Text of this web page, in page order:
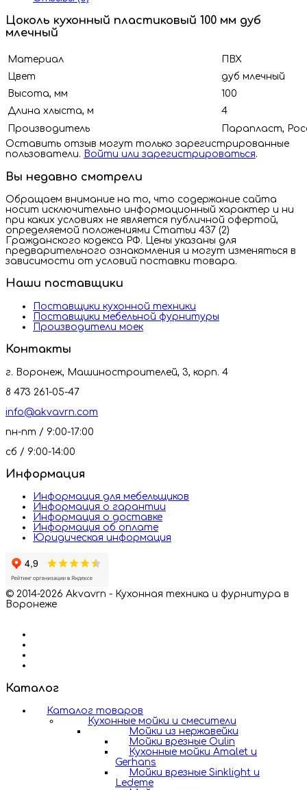
Цоколь кухонный пластиковый 100 мм дуб
млечный
Материал
ПВХ
Цвет
дуб млечный
Высота, мм
100
Длина хлыста, м
4
Производитель
Парапласт,
Оставить отзыв могут только зарегистрированные
пользователи. Войти или зарегистрироваться.
Вы недавно смотрели
Обращаем внимание на то, что содержание сайта
носит исключительно информационный характер и ни
при каких условиях не является публичной офертой,
определяемой положениями Статьи 437 (2)
Гражданского кодекса РФ. Цены указаны для
предварительного ознакомления и могут изменяться в
зависимости от условий поставки товара.
Наши поставщики
Поставщики кухонной техники
Поставщики мебельной фурнитуры
Производители моек
Контакты
г. Воронеж, Машиностроителей, 3, корп. 4
8 473 261-05-47
info@akvavrn.com
пн-пт / 9:00-17:00
сб / 9:00-14:00
Информация
Информация для мебельщиков
Информация о гарантии
Информация о доставке
Информация об оплате
Юридическая информация
© 2014-2026 Akvavrn - Кухонная техника и фурнитура в
Воронеже
Каталог
Каталог товаров
Кухонные мойки и смесители
Мойки из нержавейки
Мойки врезные Oulin
Кухонные мойки Amalet и
Gerhans
Мойки врезные Sinklight и
Ledeme